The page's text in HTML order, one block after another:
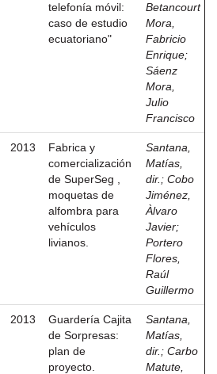
telefonía móvil:
caso de estudio
ecuatoriano"
Betancourt
Mora,
Fabricio
Enrique;
Sáenz
Mora,
Julio
Francisco
2013
Fabrica y
comercialización
de SuperSeg ,
moquetas de
alfombra para
vehículos
livianos.
Santana,
Matías,
dir. ; Cobo
Jiménez,
Àlvaro
Javier;
Portero
Flores,
Raúl
Guillermo
2013
Guardería Cajita
de Sorpresas:
plan de
proyecto.
Santana,
Matías,
dir. ; Carbo
Matute,